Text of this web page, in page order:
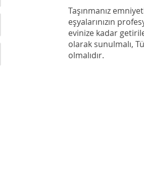
Taşınmanız
eşyalarınızın
evinize kadar
olarak sunulmalı,
olmalıdır.